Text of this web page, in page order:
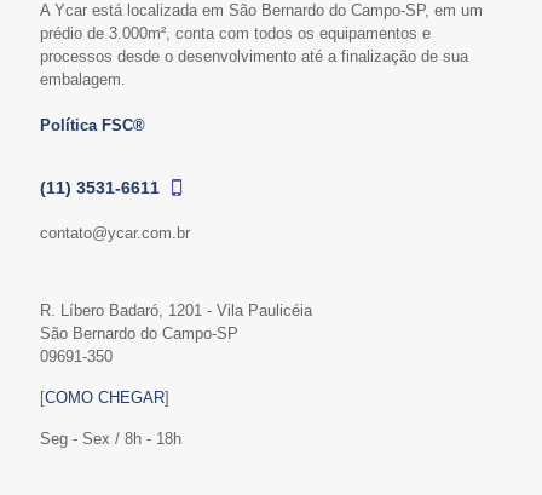
A Ycar está localizada em São Bernardo do Campo-SP, em um
prédio de 3.000m², conta com todos os equipamentos e
processos desde o desenvolvimento até a finalização de sua
embalagem.
Política FSC®
(11) 3531-6611
contato@ycar.com.br
R. Líbero Badaró, 1201 - Vila Paulicéia
São Bernardo do Campo-SP
09691-350
[COMO CHEGAR]
Seg - Sex / 8h - 18h